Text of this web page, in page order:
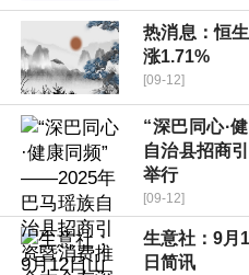
热消息：恒
涨1.71%
[09-12]
“深巴同心·
自治县招商
举行
[09-12]
生意社：9月
日简讯